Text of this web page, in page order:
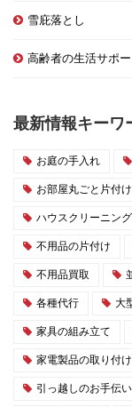
雪庇落とし
高齢者の生活サポー
最新情報キーワ
お庭の手入れ
お部屋丸ごと片付け
ハウスクリーニング
不用品の片付け
不用品買取
各種代行 大
家具の組み立て
家電製品の取り付け
引っ越しのお手伝い